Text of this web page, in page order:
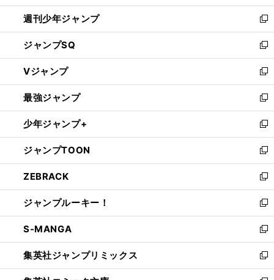
開
く
週刊少年ジャンプ
新
し
い
ウ
ィ
ン
ド
ウ
で
開
く
ジャンプSQ
新
し
い
ウ
ィ
ン
ド
ウ
で
開
く
Vジャンプ
新
し
い
ウ
ィ
ン
ド
ウ
で
開
く
最強ジャンプ
新
し
い
ウ
ィ
ン
ド
ウ
で
開
く
少年ジャンプ+
新
し
い
ウ
ィ
ン
ド
ウ
で
開
く
ジャンプTOON
新
し
い
ウ
ィ
ン
ド
ウ
で
開
ZEBRACK
新
し
い
ウ
ィ
ン
ド
ウ
ジャンプルーキー！
新
し
い
ウ
ィ
ン
S-MANGA
新
し
い
ウ
集英社ジャンプリミックス
新
し